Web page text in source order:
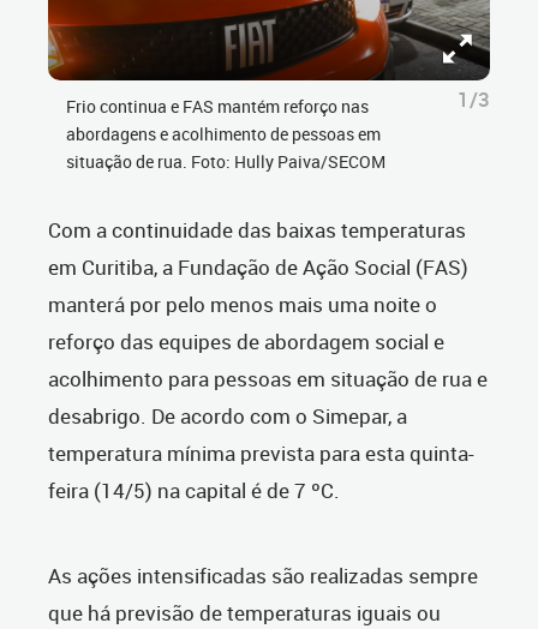
Frio continua e FAS mantém reforço nas
abordagens e acolhimento de pessoas em
situação de rua. Foto: Hully Paiva/SECOM
1/3
Com a continuidade das baixas temperaturas
em Curitiba, a Fundação de Ação Social (FAS)
manterá por pelo menos mais uma noite o
reforço das equipes de abordagem social e
acolhimento para pessoas em situação de rua e
desabrigo. De acordo com o Simepar, a
temperatura mínima prevista para esta quinta-
feira (14/5) na capital é de 7 ºC.
As ações intensificadas são realizadas sempre
que há previsão de temperaturas iguais ou